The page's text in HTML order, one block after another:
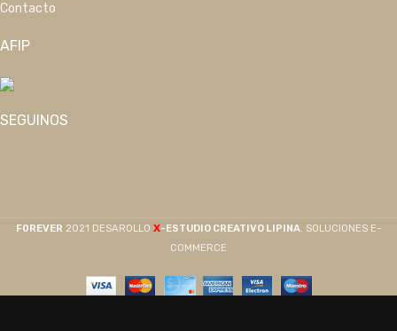
Contacto
AFIP
SEGUINOS
F0REVER 2021 DESAROLLO X-ESTUDIO CREATIVO LIPINA. SOLUCIONES E-
COMMERCE